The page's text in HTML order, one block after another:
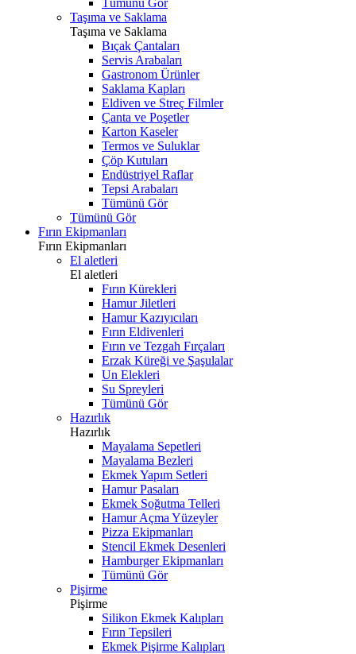
Tümünü Gör
Taşıma ve Saklama
Taşıma ve Saklama
Bıçak Çantaları
Servis Arabaları
Gastronom Ürünler
Saklama Kapları
Eldiven ve Streç Filmler
Çanta ve Poşetler
Karton Kaseler
Termos ve Suluklar
Çöp Kutuları
Endüstriyel Raflar
Tepsi Arabaları
Tümünü Gör
Tümünü Gör
Fırın Ekipmanları
Fırın Ekipmanları
El aletleri
El aletleri
Fırın Kürekleri
Hamur Jiletleri
Hamur Kazıyıcıları
Fırın Eldivenleri
Fırın ve Tezgah Fırçaları
Erzak Küreği ve Şaşulalar
Un Elekleri
Su Spreyleri
Tümünü Gör
Hazırlık
Hazırlık
Mayalama Sepetleri
Mayalama Bezleri
Ekmek Yapım Setleri
Hamur Pasaları
Ekmek Soğutma Telleri
Hamur Açma Yüzeyler
Pizza Ekipmanları
Stencil Ekmek Desenleri
Hamburger Ekipmanları
Tümünü Gör
Pişirme
Pişirme
Silikon Ekmek Kalıpları
Fırın Tepsileri
Ekmek Pişirme Kalıpları